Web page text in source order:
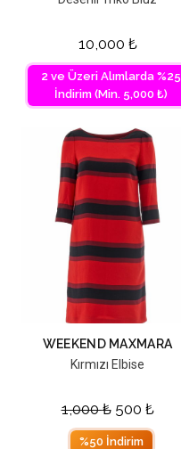
10,000 ₺
2 ve Üzeri Alımlarda %25
İndirim (Min. 5,000 ₺)
WEEKEND MAXMARA
Kırmızı Elbise
1,000₺ 500 ₺
%50 İndirim